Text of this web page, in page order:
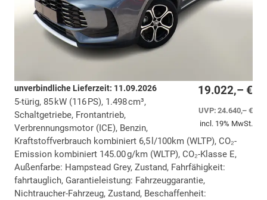
19.022,– €
UVP:24.640,– €
incl. 19% MwSt.
unverbindliche Lieferzeit: 11.09.2026
5-türig, 85 kW (116 PS), 1.498 cm³,
Schaltgetriebe, Frontantrieb,
Verbrennungsmotor (ICE), Benzin,
Kraftstoffverbrauch kombiniert 6,5 l/100km (WLTP), CO₂-
Emission kombiniert 145.00 g/km (WLTP), CO₂-Klasse E,
Außenfarbe: Hampstead Grey, Zustand, Fahrfähigkeit:
fahrtauglich, Garantieleistung: Fahrzeuggarantie,
Nichtraucher-Fahrzeug, Zustand, Beschaffenheit: